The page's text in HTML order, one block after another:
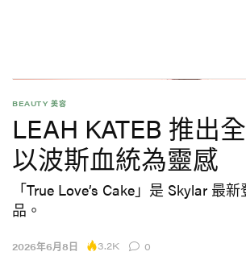
BEAUTY 美容
LEAH KATEB 推出
以波斯血統為靈感
「True Love’s Cake」是 Skylar 最
品。
2026年6月8日 3.2K 0